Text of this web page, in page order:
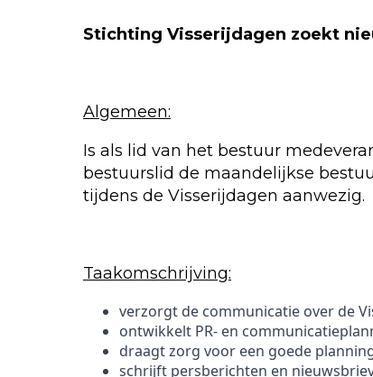
Stichting Visserijdagen zoekt
Algemeen:
Is als lid van het bestuur
bestuurslid de maandelijkse
tijdens de Visserijdagen aanwezig.
Taakomschrijving:
verzorgt de communicatie over de
ontwikkelt PR- en
draagt zorg voor een goede
schrijft persberichten en